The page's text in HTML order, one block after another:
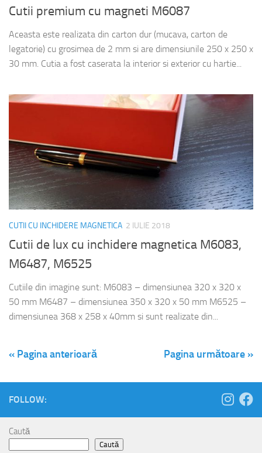
Cutii premium cu magneti M6087
Aceasta este realizata din carton dur (mucava, carton de
legatorie) cu grosimea de 2 mm si are dimensiunile 250 x 250 x
30 mm. Cutia a fost caserata la interior si exterior cu hartie...
CUTII CU INCHIDERE MAGNETICA 2 IULIE 2018
Cutii de lux cu inchidere magnetica M6083,
M6487, M6525
Cutiile din imagine sunt: M6083 – dimensiunea 320 x 320 x
50 mm M6487 – dimensiunea 350 x 320 x 50 mm M6525 –
dimensiunea 368 x 258 x 40mm si sunt realizate din...
« Pagina anterioară Pagina următoare »
FOLLOW:
Caută
Caută